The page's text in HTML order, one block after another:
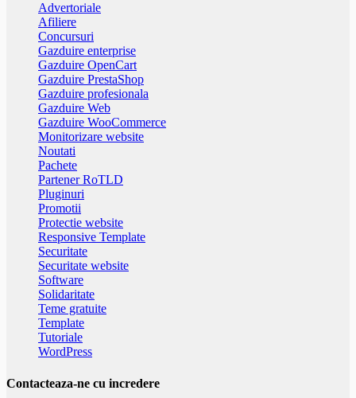
Advertoriale
Afiliere
Concursuri
Gazduire enterprise
Gazduire OpenCart
Gazduire PrestaShop
Gazduire profesionala
Gazduire Web
Gazduire WooCommerce
Monitorizare website
Noutati
Pachete
Partener RoTLD
Pluginuri
Promotii
Protectie website
Responsive Template
Securitate
Securitate website
Software
Solidaritate
Teme gratuite
Template
Tutoriale
WordPress
Contacteaza-ne cu incredere